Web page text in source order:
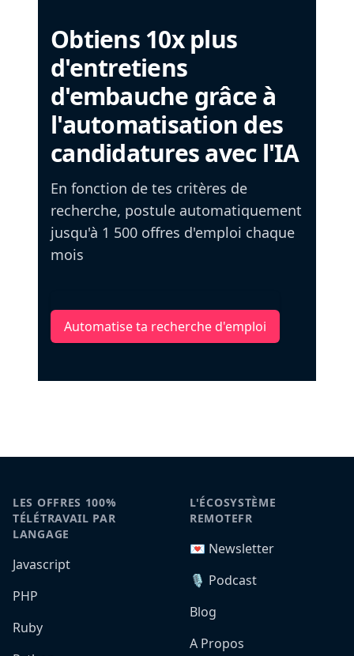
Obtiens 10x plus
d'entretiens
d'embauche grâce à
l'automatisation des
candidatures avec l'IA
En fonction de tes critères de
recherche, postule automatiquement
jusqu'à 1 500 offres d'emploi chaque
mois
Automatise ta recherche d'emploi
LES OFFRES 100%
TÉLÉTRAVAIL PAR
LANGAGE
Javascript
PHP
Ruby
L'ÉCOSYSTÈME
REMOTEFR
💌 Newsletter
🎙️ Podcast
Blog
A Propos